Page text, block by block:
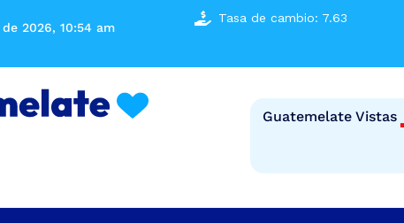
2026, 10:54 am
Tasa de cambio: 7.63
Guatemelate Vistas